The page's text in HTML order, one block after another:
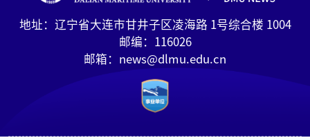
地址：辽宁省大连市甘井子区凌海路 1号综合楼 1004
邮编：116026
邮箱：news@dlmu.edu.cn